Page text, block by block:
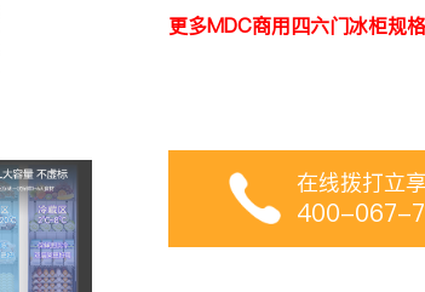
更多MDC商用四六门冰柜规
在线拨打立
400-067-